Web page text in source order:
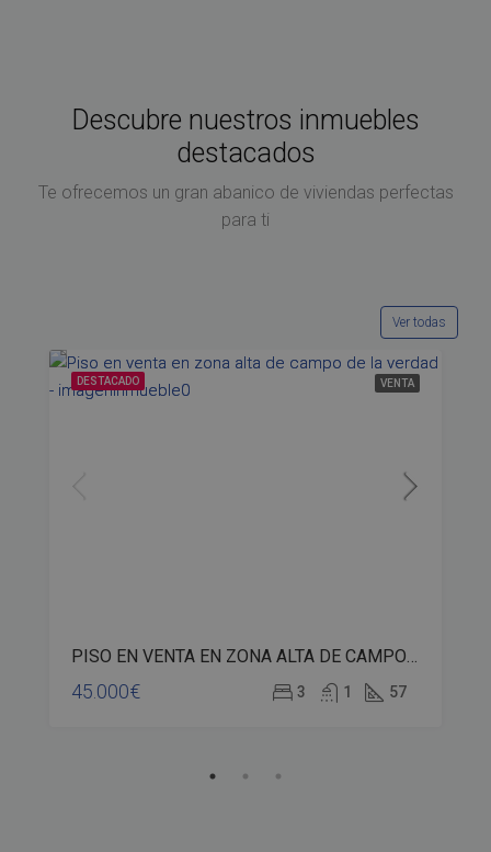
Descubre nuestros inmuebles
destacados
Te ofrecemos un gran abanico de viviendas perfectas
para ti
Ver todas
DESTACADO VENTA
PISO EN VENTA EN ZONA ALTA DE CAMPO DE LA VERDAD – bp02-00533
45.000€ 3 1 57